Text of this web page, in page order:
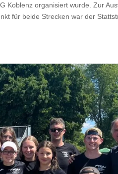
Koblenz organisiert wurde. Zur
für beide Strecken war der